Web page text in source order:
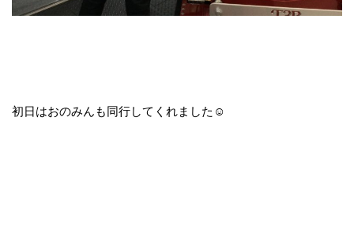
初日はおのみんも同行してくれました☺